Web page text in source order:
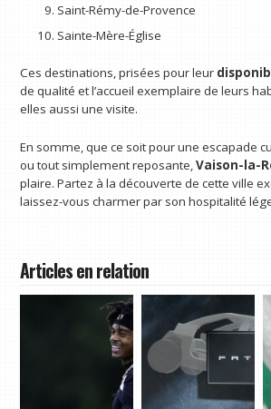
Saint-Rémy-de-Provence
Sainte-Mère-Église
Ces destinations, prisées pour leur
de qualité et l’accueil exemplaire de leurs
elles aussi une visite.
En somme, que ce soit pour une escapade
ou tout simplement reposante,Vaison-la-
plaire. Partez à la découverte de cette ville
laissez-vous charmer par son hospitalité
Articles en relation